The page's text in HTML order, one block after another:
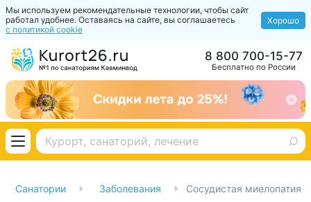
Мы используем рекомендательные технологии, чтобы сайт
работал удобнее. Оставаясь на сайте, вы соглашаетесь
с политикой cookie
Хорошо
Бесплатно по России
8 800 700-15-77
Санатории Заболевания Сосудистая миелопатия